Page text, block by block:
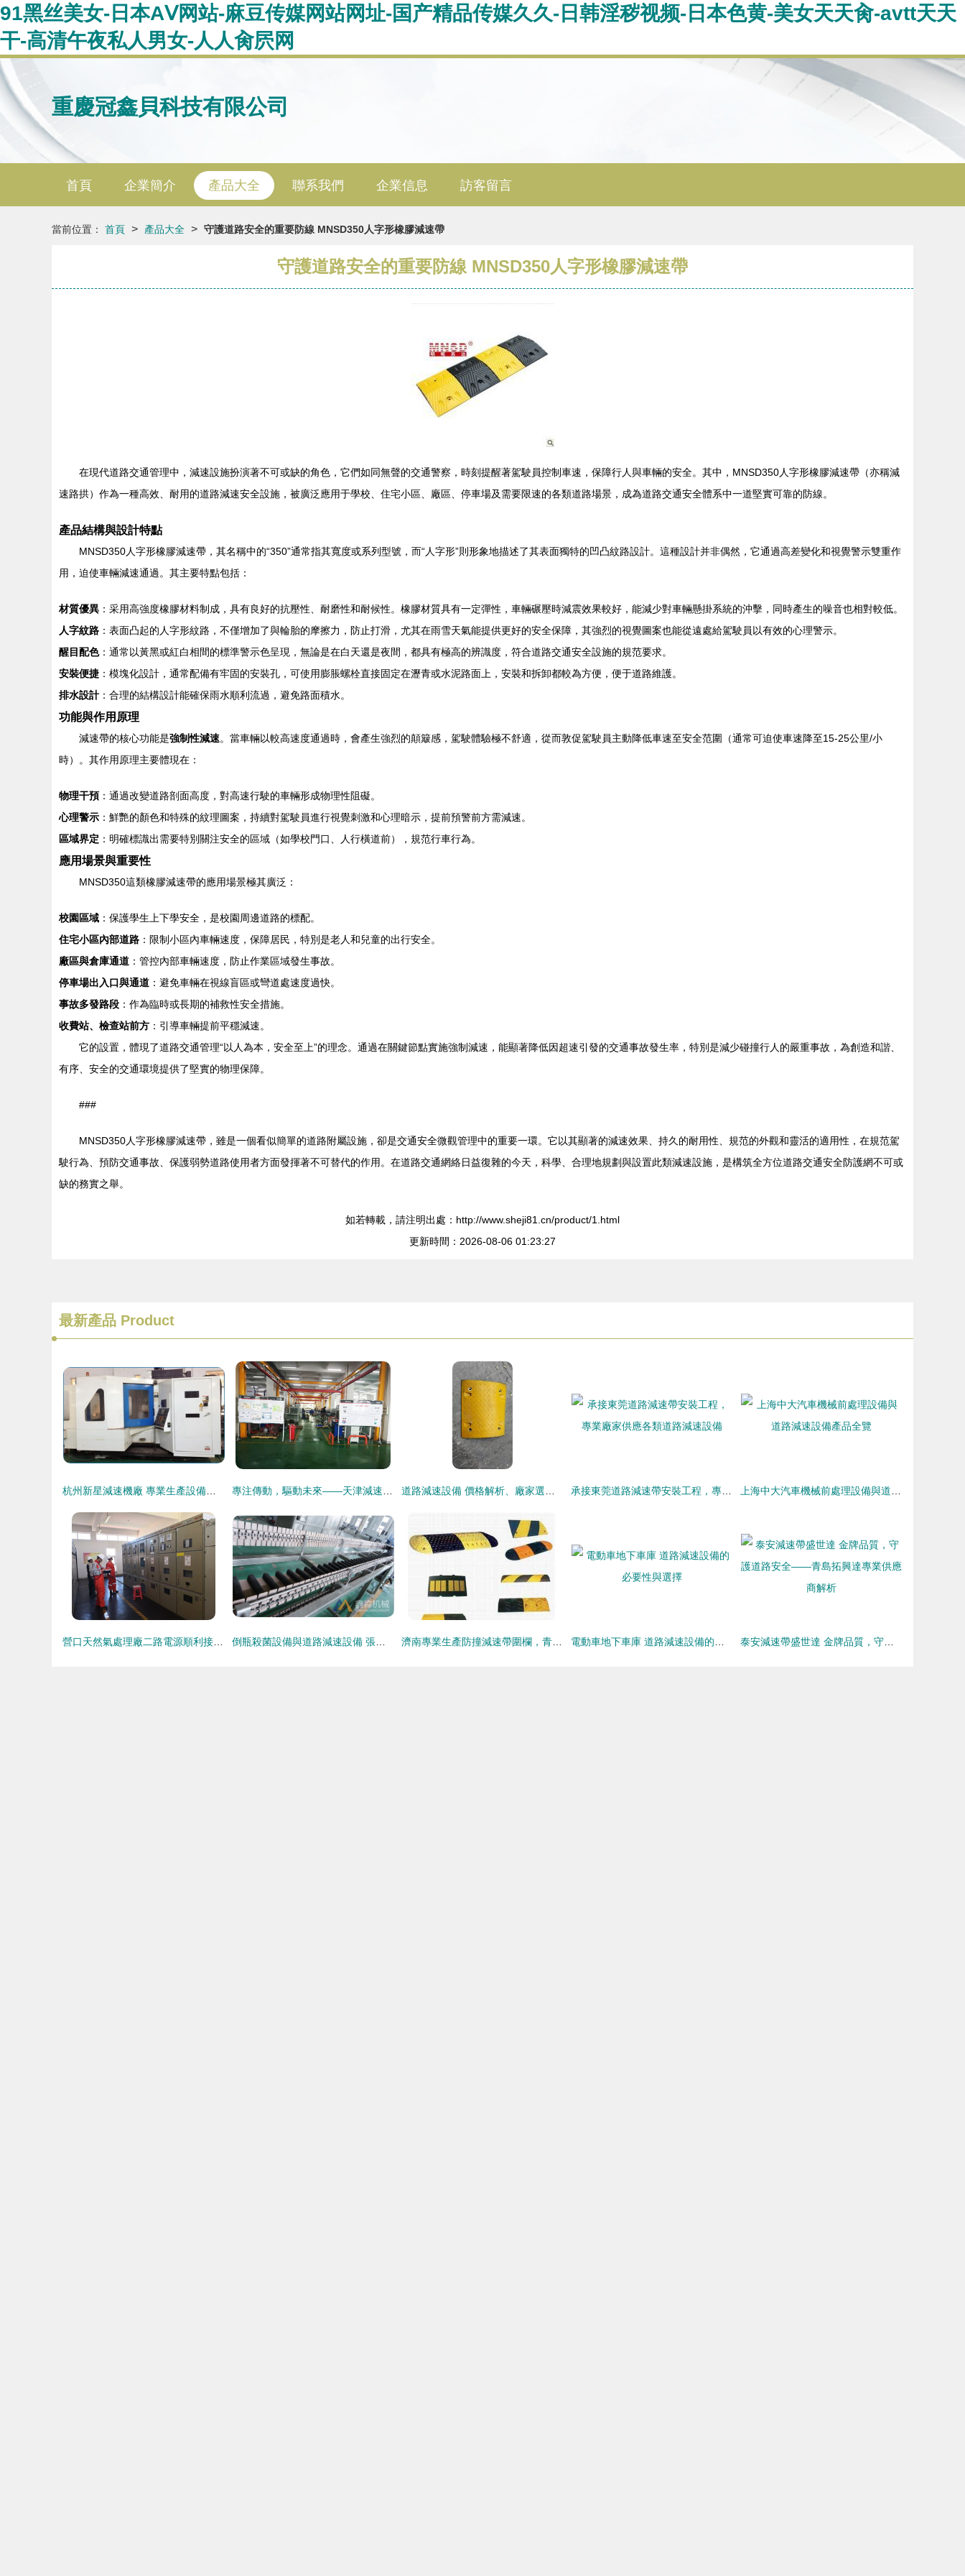
91黑丝美女-日本AⅤ网站-麻豆传媒网站网址-国产精品传媒久久-日韩淫秽视频-日本色黄-美女天天肏-avtt天天
干-高清午夜私人男女-人人肏屄网
重慶冠鑫貝科技有限公司
首頁 企業簡介 產品大全 聯系我們 企業信息 訪客留言
當前位置： 首頁 > 產品大全 > 守護道路安全的重要防線 MNSD350人字形橡膠減速帶
守護道路安全的重要防線 MNSD350人字形橡膠減速帶
在現代道路交通管理中，減速設施扮演著不可或缺的角色，它們如同無聲的交通警察，時刻提醒著駕駛員控制車速，保障行人與車輛的安全。其中，MNSD350人字形橡膠減速帶（亦稱減
速路拱）作為一種高效、耐用的道路減速安全設施，被廣泛應用于學校、住宅小區、廠區、停車場及需要限速的各類道路場景，成為道路交通安全體系中一道堅實可靠的防線。
產品結構與設計特點
MNSD350人字形橡膠減速帶，其名稱中的“350”通常指其寬度或系列型號，而“人字形”則形象地描述了其表面獨特的凹凸紋路設計。這種設計并非偶然，它通過高差變化和視覺警示雙重作
用，迫使車輛減速通過。其主要特點包括：
材質優異 ：采用高強度橡膠材料制成，具有良好的抗壓性、耐磨性和耐候性。橡膠材質具有一定彈性，車輛碾壓時減震效果較好，能減少對車輛懸掛系統的沖擊，同時產生的噪音也相對較低。
人字紋路 ：表面凸起的人字形紋路，不僅增加了與輪胎的摩擦力，防止打滑，尤其在雨雪天氣能提供更好的安全保障，其強烈的視覺圖案也能從遠處給駕駛員以有效的心理警示。
醒目配色：通常以黃黑或紅白相間的標準警示色呈現，無論是在白天還是夜間，都具有極高的辨識度，符合道路交通安全設施的規范要求。
安裝便捷 ：模塊化設計，通常配備有牢固的安裝孔，可使用膨脹螺栓直接固定在瀝青或水泥路面上，安裝和拆卸都較為方便，便于道路維護。
排水設計：合理的結構設計能確保雨水順利流過，避免路面積水。
功能與作用原理
減速帶的核心功能是強制性減速。當車輛以較高速度通過時，會產生強烈的顛簸感，駕駛體驗極不舒適，從而敦促駕駛員主動降低車速至安全范圍（通常可迫使車速降至15-25公里/小
時）。其作用原理主要體現在：
物理干預：通過改變道路剖面高度，對高速行駛的車輛形成物理性阻礙。
心理警示 ：鮮艷的顏色和特殊的紋理圖案，持續對駕駛員進行視覺刺激和心理暗示，提前預警前方需減速。
區域界定 ：明確標識出需要特別關注安全的區域（如學校門口、人行橫道前），規范行車行為。
應用場景與重要性
MNSD350這類橡膠減速帶的應用場景極其廣泛：
校園區域 ：保護學生上下學安全，是校園周邊道路的標配。
住宅小區內部道路 ：限制小區內車輛速度，保障居民，特別是老人和兒童的出行安全。
廠區與倉庫通道 ：管控內部車輛速度，防止作業區域發生事故。
停車場出入口與通道 ：避免車輛在視線盲區或彎道處速度過快。
事故多發路段 ：作為臨時或長期的補救性安全措施。
收費站、檢查站前方 ：引導車輛提前平穩減速。
它的設置，體現了道路交通管理“以人為本，安全至上”的理念。通過在關鍵節點實施強制減速，能顯著降低因超速引發的交通事故發生率，特別是減少碰撞行人的嚴重事故，為創造和諧、
有序、安全的交通環境提供了堅實的物理保障。
###
MNSD350人字形橡膠減速帶，雖是一個看似簡單的道路附屬設施，卻是交通安全微觀管理中的重要一環。它以其顯著的減速效果、持久的耐用性、規范的外觀和靈活的適用性，在規范駕
駛行為、預防交通事故、保護弱勢道路使用者方面發揮著不可替代的作用。在道路交通網絡日益復雜的今天，科學、合理地規劃與設置此類減速設施，是構筑全方位道路交通安全防護網不可或
缺的務實之舉。
如若轉載，請注明出處：http://www.sheji81.cn/product/1.html
更新時間：2026-08-06 01:23:27
最新產品 Product